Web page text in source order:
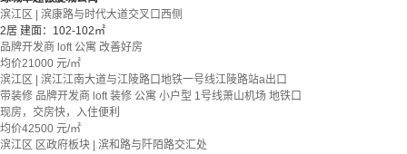
滨江区 | 滨康路与时代大道交叉口西侧
2居 建面：102-102㎡
品牌开发商 loft 公寓 改善好房
均价21000 元/㎡
滨江区 | 滨江江南大道与江陵路口地铁一号线江陵路站a出口
带装修 品牌开发商 loft 装修 公寓 小户型 1号线萧山机场 地铁口
现房，交房快，入住便利
均价42500 元/㎡
滨江区 区政府板块 | 滨和路与阡陌路交汇处